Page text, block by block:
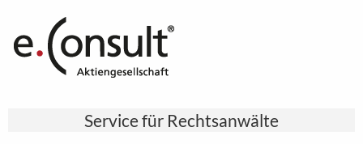
Service für Rechtsanwälte